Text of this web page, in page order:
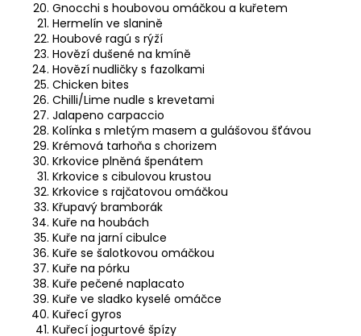
Gnocchi s houbovou omáčkou a kuřetem
Hermelín ve slanině
Houbové ragú s rýží
Hovězí dušené na kmíně
Hovězí nudličky s fazolkami
Chicken bites
Chilli/Lime nudle s krevetami
Jalapeno carpaccio
Kolínka s mletým masem a gulášovou šťávou
Krémová tarhoňa s chorizem
Krkovice plněná špenátem
Krkovice s cibulovou krustou
Krkovice s rajčatovou omáčkou
Křupavý bramborák
Kuře na houbách
Kuře na jarní cibulce
Kuře se šalotkovou omáčkou
Kuře na pórku
Kuře pečené naplacato
Kuře ve sladko kyselé omáčce
Kuřecí gyros
Kuřecí jogurtové špízy